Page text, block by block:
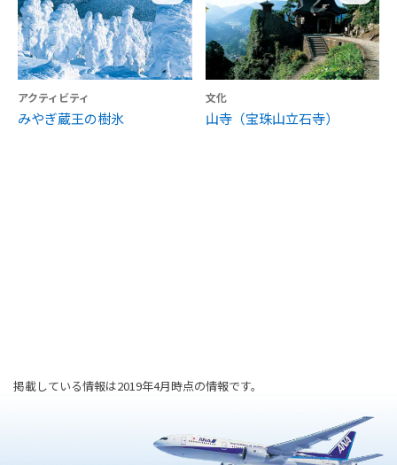
アクティビティ
みやぎ蔵王の樹氷
文化
山寺（宝珠山立石寺）
掲載している情報は2019年4月時点の情報です。